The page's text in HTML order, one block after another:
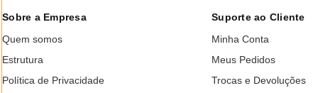
Sobre a Empresa
Quem somos
Estrutura
Política de Privacidade
Suporte ao Cliente
Minha Conta
Meus Pedidos
Trocas e Devoluções